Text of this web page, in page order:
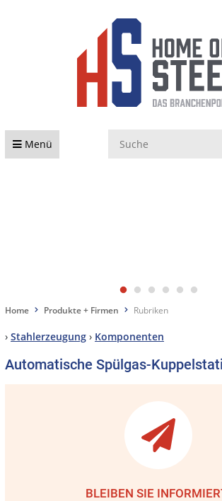
Menü
Home Produkte + Firmen Rubriken
› Stahlerzeugung › Komponenten
Automatische Spülgas-
BLEIBEN SIE